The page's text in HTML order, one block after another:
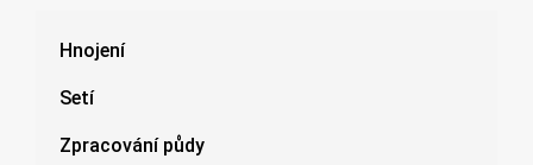
Hnojení
Setí
Zpracování půdy